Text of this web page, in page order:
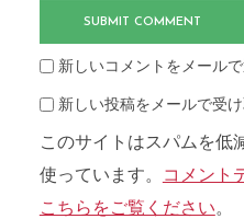
新しいコメントをメール
新しい投稿をメールで受
このサイトはスパムを
使っています。
コメント
こちらをご覧ください。